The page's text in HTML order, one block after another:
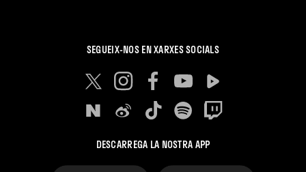
SEGUEIX-NOS EN XARXES SOCIALS
DESCARREGA LA NOSTRA APP